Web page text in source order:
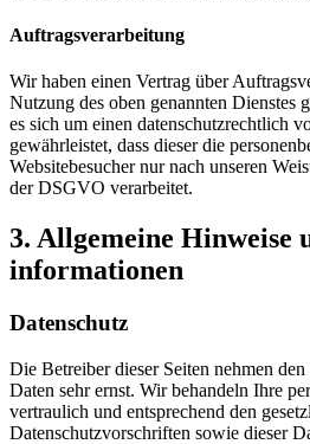
Auftragsverarbeitung
Wir haben einen Vertrag über
Nutzung des oben genannten Dienstes
es sich um einen datenschutzrechtlich
gewährleistet, dass dieser die
Websitebesucher nur nach unseren
der DSGVO verarbeitet.
3. Allgemeine
informationen
Datenschutz
Die Betreiber dieser Seiten nehmen
Daten sehr ernst. Wir behandeln Ihre
vertraulich und entsprechend den
Datenschutzvorschriften sowie dieser